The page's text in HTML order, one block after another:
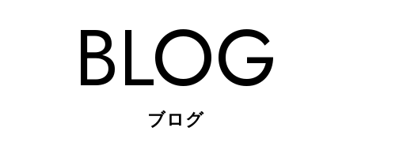
BLOG
ブログ